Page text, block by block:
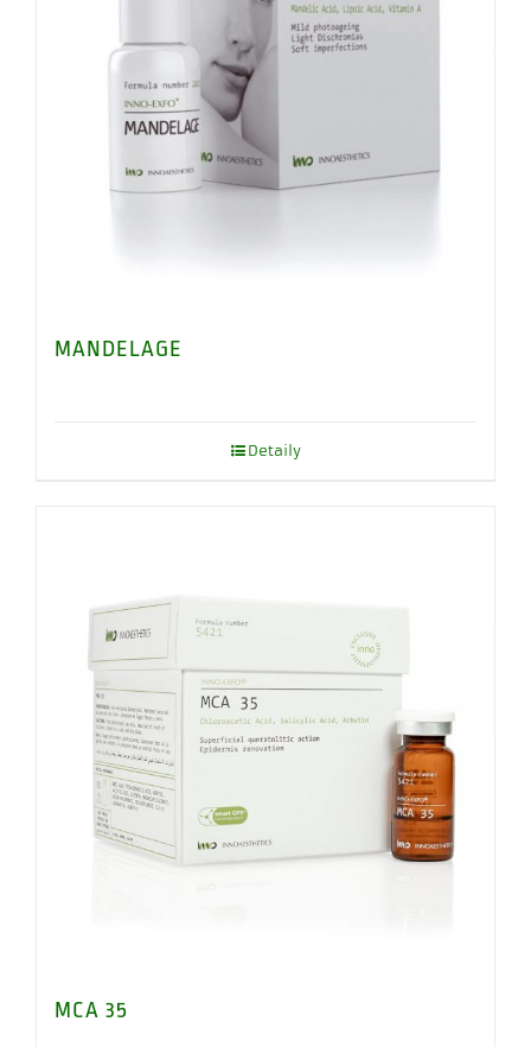
MANDELAGE
Detaily
MCA 35